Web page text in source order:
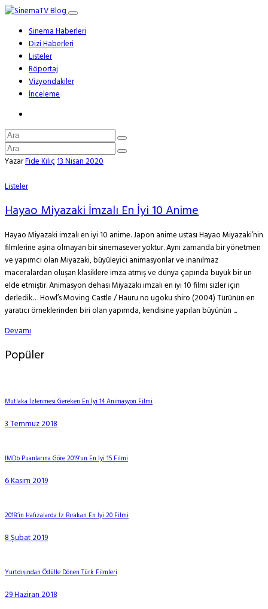
Sinema Haberleri
Dizi Haberleri
Listeler
Röportaj
Vizyondakiler
İnceleme
YazarFide Kılıç13 Nisan 2020
Listeler
Hayao Miyazaki İmzalı En İyi 10 Anime
Hayao Miyazaki imzalı en iyi 10 anime. Japon anime ustası Hayao Miyazaki’nin
filmlerine aşina olmayan bir sinemasever yoktur. Aynı zamanda bir yönetmen
ve yapımcı olan Miyazaki, büyüleyici animasyonlar ve inanılmaz
maceralardan oluşan klasiklere imza atmış ve dünya çapında büyük bir ün
elde etmiştir. Animasyon dehası Miyazaki imzalı en iyi 10 filmi sizler için
derledik… Howl’s Moving Castle / Hauru no ugoku shiro (2004) Türünün en
yaratıcı örneklerinden biri olan yapımda, kendisine yapılan büyünün ...
Devamı
Popüler
Mutlaka İzlenmesi Gereken En İyi 14 Animasyon Filmi
3 Temmuz 2018
IMDb Puanlarına Göre 2019’un En İyi 15 Filmi
6 Kasım 2019
2018’in Hafızalarda İz Bırakan En İyi 20 Filmi
8 Şubat 2019
Yurtdışından Ödülle Dönen Türk Filmleri
29 Haziran 2018